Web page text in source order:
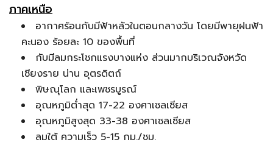
ภาคเหนือ
อากาศร้อนกับมีฟ้าหลัวในตอนกลางวัน โดยมีพายุฝนฟ้า
คะนอง ร้อยละ 10 ของพื้นที่
กับมีลมกระโชกแรงบางแห่ง ส่วนมากบริเวณจังหวัด
เชียงราย น่าน อุตรดิตถ์
พิษณุโลก และเพชรบูรณ์
อุณหภูมิต่ำสุด 17-22 องศาเซลเซียส
อุณหภูมิสูงสุด 33-38 องศาเซลเซียส
ลมใต้ ความเร็ว 5-15 กม./ชม.